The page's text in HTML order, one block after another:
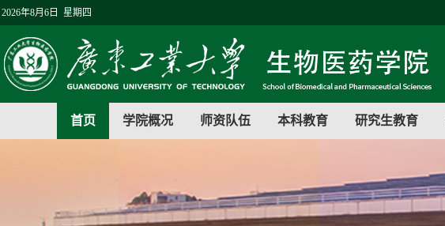
2026年8月6日 星期四
首页 学院概况 师资队伍 本科教育 研究生教育